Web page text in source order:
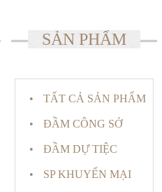
SẢN PHẨM
TẤT CẢ SẢN PHẨM
ĐẦM CÔNG SỞ
ĐẦM DỰ TIỆC
SP KHUYẾN MẠI